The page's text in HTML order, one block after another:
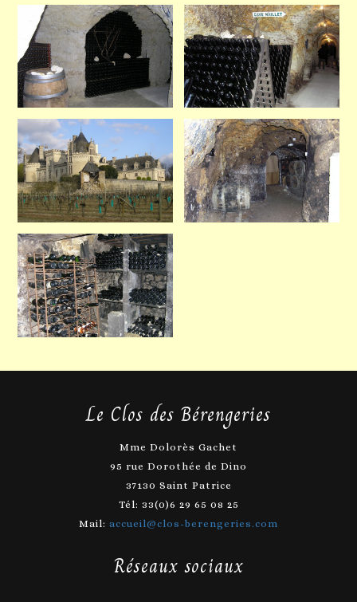
Le Clos des Bérengeries
Mme Dolorès Gachet
95 rue Dorothée de Dino
37130 Saint Patrice
Tél: 33(0)6 29 65 08 25
Mail: accueil@clos-berengeries.com
Réseaux sociaux